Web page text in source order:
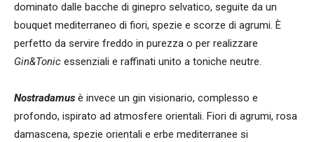
dominato dalle bacche di ginepro selvatico, seguite da un
bouquet mediterraneo di fiori, spezie e scorze di agrumi. È
perfetto da servire freddo in purezza o per realizzare
Gin&Tonic essenziali e raffinati unito a toniche neutre.
Nostradamus è invece un gin visionario, complesso e
profondo, ispirato ad atmosfere orientali. Fiori di agrumi, rosa
damascena, spezie orientali e erbe mediterranee si